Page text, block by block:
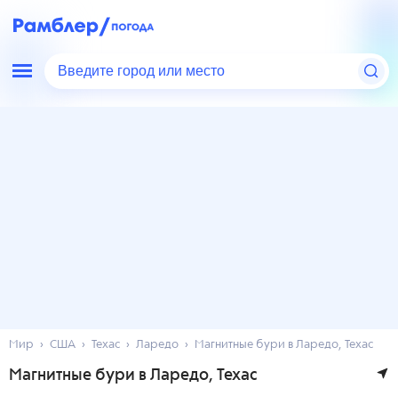
Введите город или место
Мир США Техас Ларедо Магнитные бури в Ларедо, Техас
Магнитные бури в Ларедо, Техас